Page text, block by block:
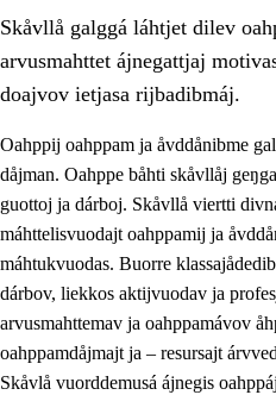
3. Prinsihpa skåvlå
3.1 Sebrudahtte oahppambirás
Skåvllå galggá láhtjet dilev
arvusmahttet ájnegattjaj
doajvov ietjasa rijbadibmáj.
Oahppij oahppam ja åvddånibme
dåjman. Oahppe båhti skåvllåj
guottoj ja dárboj. Skåvllå viertti
máhttelisvuodajt oahppamij ja
máhtukvuodas. Buorre
dárbov, liekkos aktijvuodav ja
arvusmahttemav ja oahppamávov
oahppamdåjmajt ja – resursajt
Skåvlå vuorddemusá ájnegis